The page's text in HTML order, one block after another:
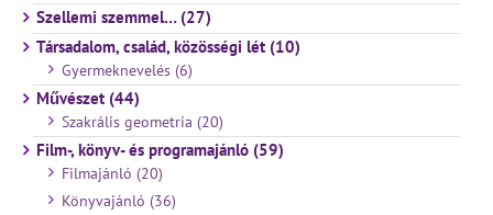
Szellemi szemmel… (27)
Társadalom, család, közösségi lét (10)
Gyermeknevelés (6)
Művészet (44)
Szakrális geometria (20)
Film-, könyv- és programajánló (59)
Filmajánló (20)
Könyvajánló (36)